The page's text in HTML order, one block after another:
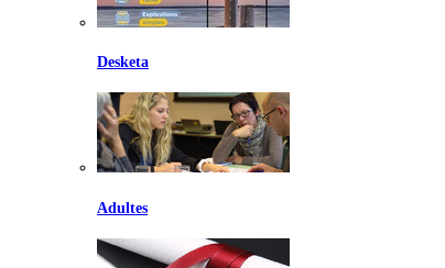
Desketa
Adultes